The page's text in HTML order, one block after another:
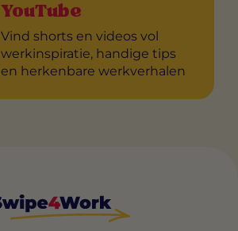
YouTube
Vind shorts en videos vol
werkinspiratie, handige tips
en herkenbare werkverhalen